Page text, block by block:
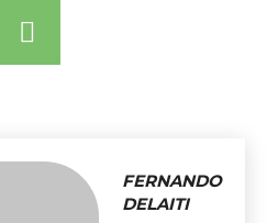
FERNANDO
DELAITI